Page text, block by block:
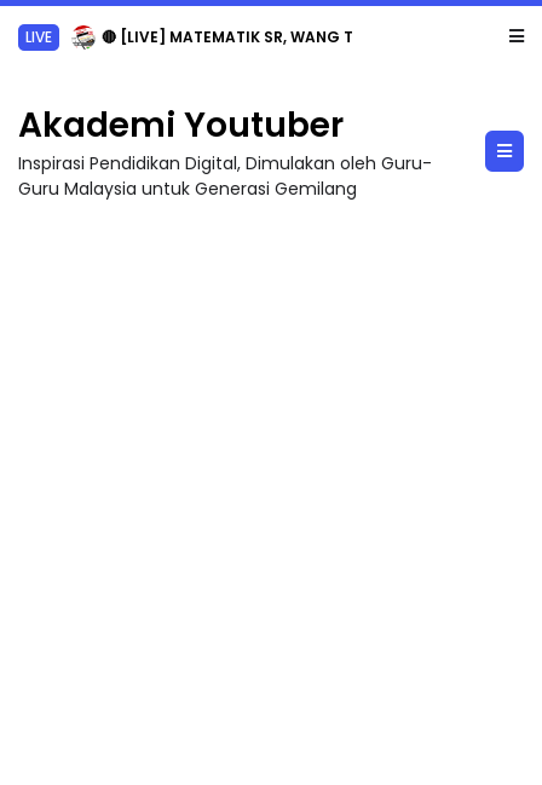
LIVE 🔴 [LIVE] MATEMATIK SR, WANG TAHUN 6 OLEH CIKGU ANITA #ALLINONE #141 #...
Akademi Youtuber
Inspirasi Pendidikan Digital, Dimulakan oleh Guru-
Guru Malaysia untuk Generasi Gemilang